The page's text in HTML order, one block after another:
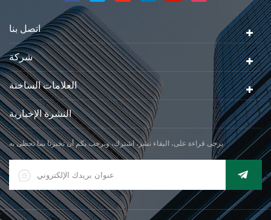
مقياس المحدودةكان تأسيس تقع من
اتصل بنا
شركة
العلامات الساخنة
النشرة الإخبارية
يرجى قراءة على، البقاء نشر، اشترك، ونرحب بكم أن تخبرنا بما تحظى به.